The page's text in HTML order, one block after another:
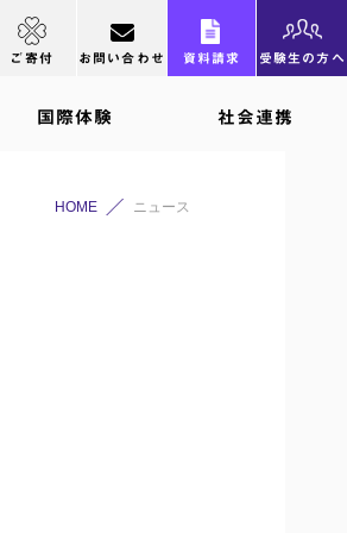
ご寄付 お問い合わせ 資料請求 受験生の方へ
国際体験 社会連携
HOME ニュース